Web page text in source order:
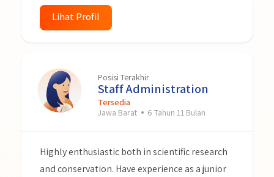
providing effective solutions to problems
related to logistics, warehouse and inventory.
next team.
Lihat Profil
Posisi Terakhir
Staff Administration
Tersedia
Jawa Barat
6 Tahun 11 Bulan
Highly enthusiastic both in scientific research
and conservation. Have experience as a junior